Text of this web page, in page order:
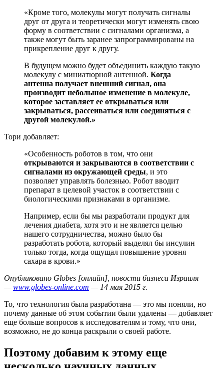
«Кроме того, молекулы могут получать сигналы
друг от друга и теоретически могут изменять свою
форму в соответствии с сигналами организма, а
также могут быть заранее запрограммированы на
прикрепление друг к другу.
В будущем можно будет объединить каждую такую
молекулу с миниатюрной антенной. Когда
антенна получает внешний сигнал, она
производит небольшое изменение в молекуле,
которое заставляет ее открываться или
закрываться, рассеиваться или соединяться с
другой молекулой.»
Тори добавляет:
«Особенность роботов в том, что они
открываются и закрываются в соответствии с
сигналами из окружающей среды, и это
позволяет управлять болезнью. Робот вводит
препарат в целевой участок в соответствии с
биологическими признаками в организме.
Например, если бы мы разработали продукт для
лечения диабета, хотя это и не является целью
нашего сотрудничества, можно было бы
разработать робота, который выделял бы инсулин
только тогда, когда ощущал повышение уровня
сахара в крови.»
Опубликовано Globes [онлайн], новости бизнеса Израиля
—www.globes-online.com — 14 мая 2015 г.
То, что технология была разработана — это мы поняли, но
почему данные об этом событии были удалены — добавляет
еще больше вопросов к исследователям и тому, что они,
возможно, не до конца раскрыли о своей работе.
Поэтому добавим к этому еще